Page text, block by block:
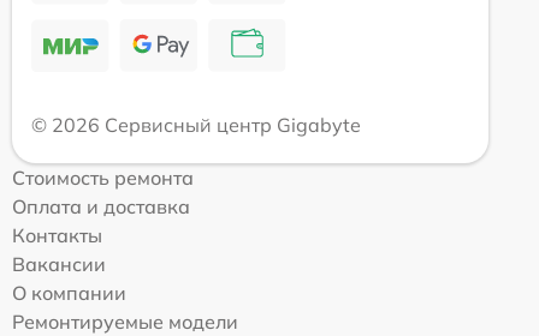
© 2026 Сервисный центр Gigabyte
Стоимость ремонта
Оплата и доставка
Контакты
Вакансии
О компании
Ремонтируемые модели